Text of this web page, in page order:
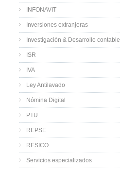
INFONAVIT
Inversiones extranjeras
Investigación & Desarrollo contable
ISR
IVA
Ley Antilavado
Nómina Digital
PTU
REPSE
RESICO
Servicios especializados